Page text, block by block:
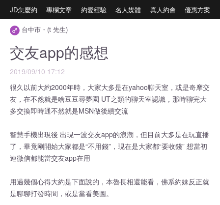
JD怎麼約 專欄文章 約愛經驗 名人媒體 真人約會 優惠方案
台中市・(t 先生)
交友app的感想
2019/09/10 17:12
很久以前大約2000年時，大家大多是在yahoo聊天室，或是奇摩交
友，在不然就是啥豆豆尋夢園 UT之類的聊天室認識，那時聊完大
多交換即時通不然就是MSN做後續交流
智慧手機出現後 出現一波交友app的浪潮，但目前大多是在玩直播
了，畢竟剛開始大家都是“不用錢”，現在是大家都“要收錢” 想當初
連微信都能當交友app在用
用過幾個心得大約是下面說的，本魯長相還能看，佛系約妹反正就
是聊聊打發時間，或是當看美圖。